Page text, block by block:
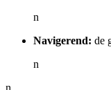
n
Navigerend: de
n
n